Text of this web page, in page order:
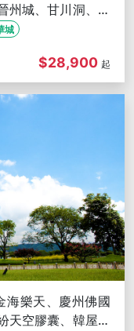
州城、甘川洞、松
城
$28,900 起
樂天、慶州佛國
天空膠囊、韓屋韓